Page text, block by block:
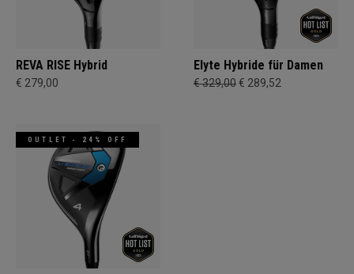
REVA RISE Hybrid
€ 279,00
Elyte Hybride für Damen
€ 329,00€ 289,52
OUTLET - 24% OFF